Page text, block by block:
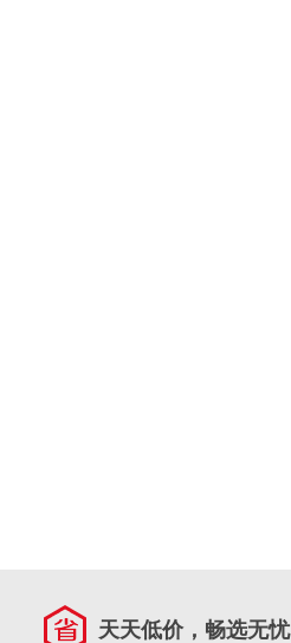
天天低价，畅选无忧